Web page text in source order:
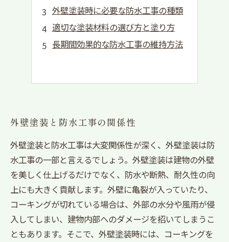
外壁塗装時に必要な防水工事の種類
適切な塗装材料の選び方と塗り方
長期間効果的な防水工事の維持方法
外壁塗装と防水工事の関係性
外壁塗装と防水工事は大変関係性が深く、外壁塗装は防
水工事の一部と言えるでしょう。外壁塗装は建物の外壁
を美しく仕上げるだけでなく、防水や断熱、耐久性の向
上にも大きく貢献します。外壁に亀裂が入っていたり、
コーキングが切れている場合は、外部の水分や風雨が侵
入してしまい、建物内部へのダメージを招いてしまうこ
ともあります。そこで、外壁塗装時には、コーキングを